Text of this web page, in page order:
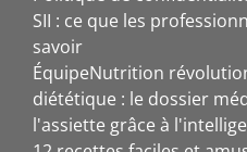
SII : ce que les
savoir
ÉquipeNutrition
diététique : le dossier
l'assiette grâce à